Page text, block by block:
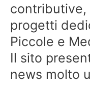
contributive,
progetti
Piccole e
Il sito
news molto